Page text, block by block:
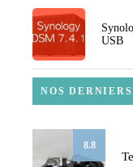
USB
NOS
8.8